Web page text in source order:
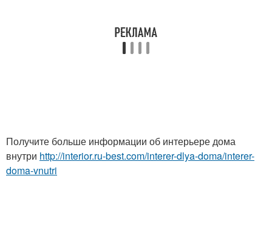
Получите больше информации об интерьере дома
внутри http://interior.ru-best.com/interer-dlya-doma/interer-
doma-vnutri